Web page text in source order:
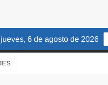
jueves, 6 de agosto de 2026